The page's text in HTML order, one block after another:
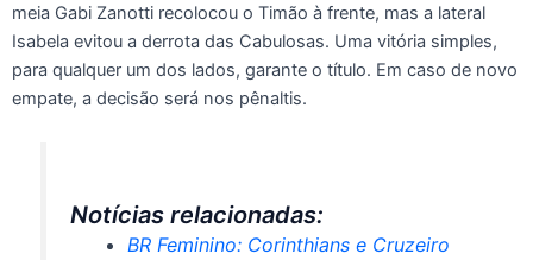
meia Gabi Zanotti recolocou o Timão à frente, mas a lateral
Isabela evitou a derrota das Cabulosas. Uma vitória simples,
para qualquer um dos lados, garante o título. Em caso de novo
empate, a decisão será nos pênaltis.
Notícias relacionadas:
BR Feminino: Corinthians e Cruzeiro